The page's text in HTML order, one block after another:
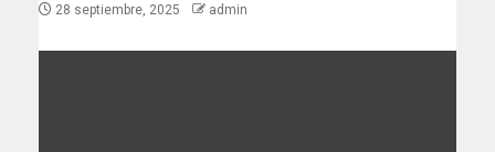
28 septiembre, 2025 admin